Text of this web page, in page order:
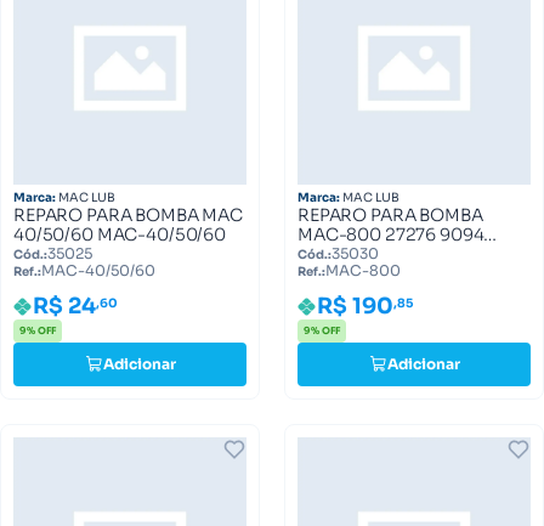
Marca: MAC LUB
REPARO PARA BOMBA MAC
40/50/60 MAC-40/50/60
Cód.:35025
Ref.:MAC-40/50/60
R$ 24,60
9% OFF
Adicionar
Marca: MAC LUB
REPARO PARA BOMBA
MAC-800 27276 9094
MAC-800
Cód.:35030
Ref.:MAC-800
R$ 190,85
9% OFF
Adicionar